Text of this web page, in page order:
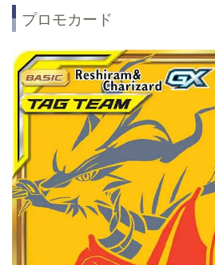
プロモカード